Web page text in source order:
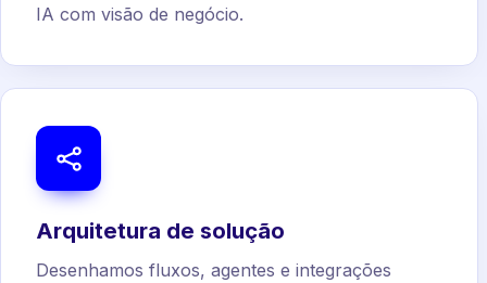
IA com visão de negócio.
Arquitetura de solução
Desenhamos fluxos, agentes e integrações